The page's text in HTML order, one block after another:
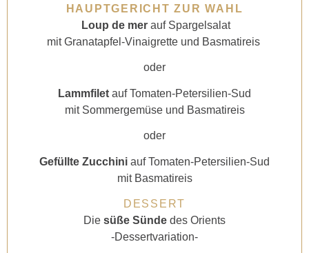
HAUPTGERICHT ZUR WAHL
Loup de mer auf Spargelsalat
mit Granatapfel-Vinaigrette und Basmatireis
oder
Lammfilet auf Tomaten-Petersilien-Sud
mit Sommergemüse und Basmatireis
oder
Gefüllte Zucchini auf Tomaten-Petersilien-Sud
mit Basmatireis
DESSERT
Die süße Sünde des Orients
-Dessertvariation-